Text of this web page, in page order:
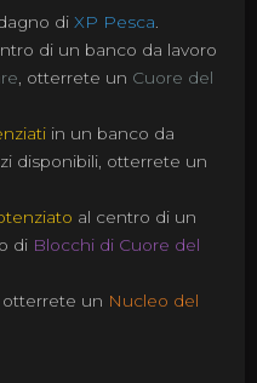
di XP Pesca
di un banco da lavoro
, otterrete un Cuore del
in un banco da
disponibili, otterrete un
al centro di un
di Blocchi di Cuore del
otterrete un Nucleo del